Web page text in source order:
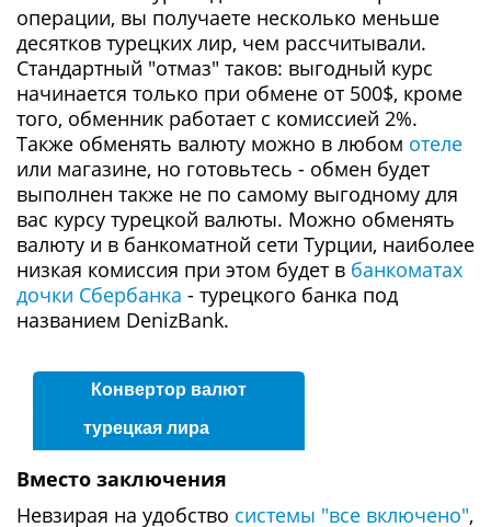
операции, вы получаете несколько меньше
десятков турецких лир, чем рассчитывали.
Стандартный "отмаз" таков: выгодный курс
начинается только при обмене от 500$, кроме
того, обменник работает с комиссией 2%.
Также обменять валюту можно в любом отеле
или магазине, но готовьтесь - обмен будет
выполнен также не по самому выгодному для
вас курсу турецкой валюты. Можно обменять
валюту и в банкоматной сети Турции, наиболее
низкая комиссия при этом будет в банкоматах
дочки Сбербанка - турецкого банка под
названием DenizBank.
Конвертор валют
турецкая лира
Вместо заключения
Невзирая на удобство системы "все включено",